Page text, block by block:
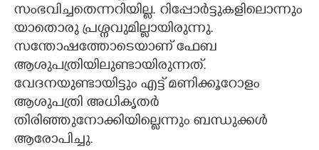
സംഭവിച്ചതെന്നറിയില്ല. റിപ്പോർട്ടുകളിലൊന്നും
യാതൊരു പ്രശ്നവുമില്ലായിരുന്നു.
സന്തോഷത്തോടെയാണ് ഫേബ
ആശുപത്രിയിലുണ്ടായിരുന്നത്.
വേദനയുണ്ടായിട്ടും എട്ട് മണിക്കൂറോളം
ആശുപത്രി അധികൃതർ
തിരി‌ഞ്ഞുനോക്കിയില്ലെന്നും ബന്ധുക്കൾ
ആരോപിച്ചു.